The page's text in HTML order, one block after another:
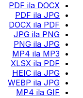
PDF ila DOCX
PDF ila JPG
DOCX ila PDF
JPG ila PNG
PNG ila JPG
MP4 ila MP3
XLSX ila PDF
HEIC ila JPG
WEBP ila JPG
MP4 ila GIF